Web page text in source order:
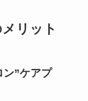
リット
ン”ケアプ